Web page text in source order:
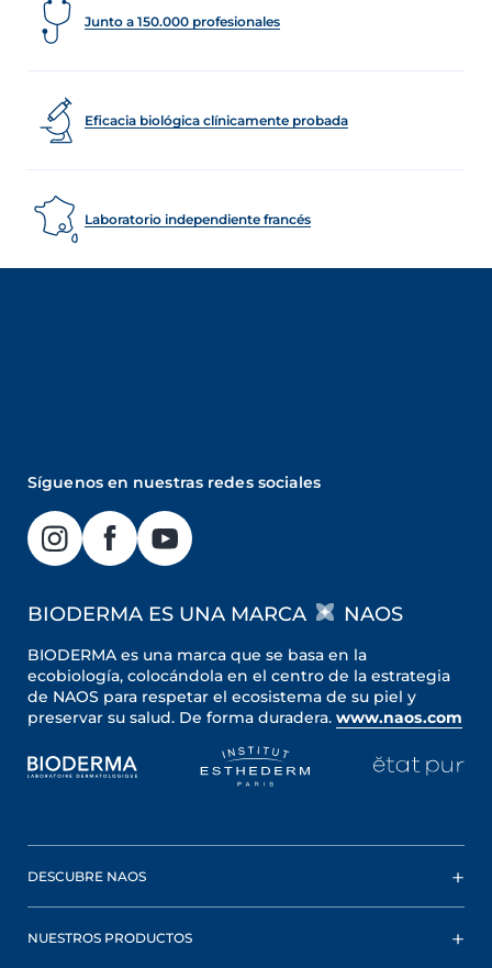
Junto a 150.000 profesionales
Eficacia biológica clínicamente probada
Laboratorio independiente francés
Síguenos en nuestras redes sociales
BIODERMA ES UNA MARCA NAOS
BIODERMA es una marca que se basa en la
ecobiología, colocándola en el centro de la estrategia
de NAOS para respetar el ecosistema de su piel y
preservar su salud. De forma duradera. www.naos.com
DESCUBRE NAOS
NUESTROS PRODUCTOS